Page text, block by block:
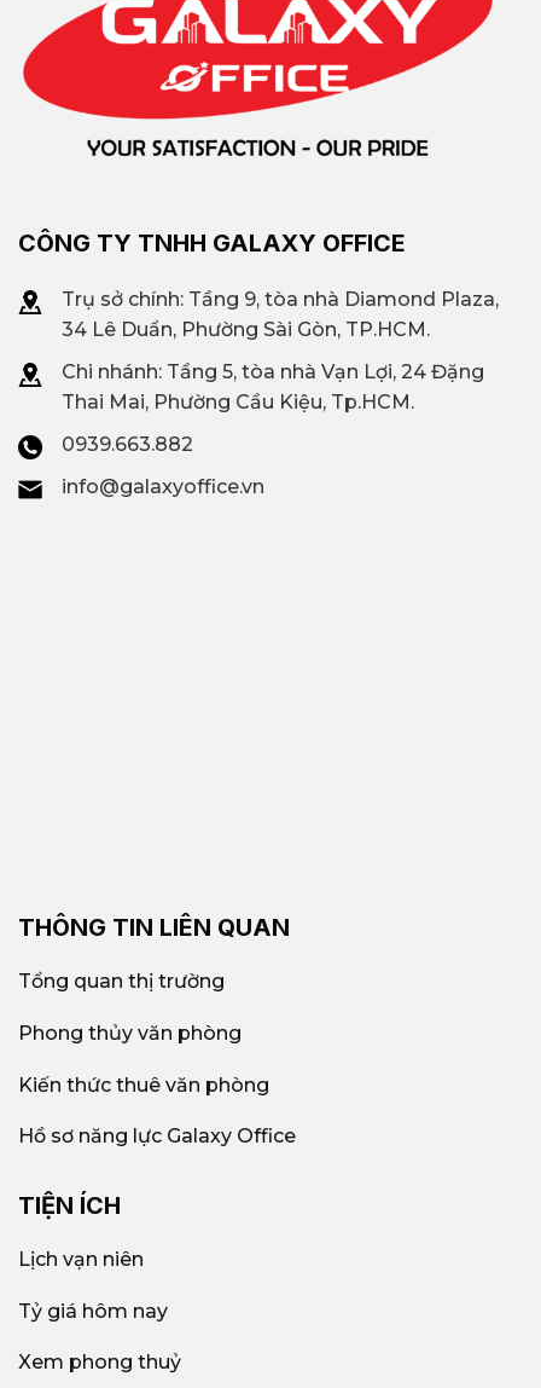
CÔNG TY TNHH GALAXY OFFICE
Trụ sở chính: Tầng 9, tòa nhà Diamond Plaza,
34 Lê Duẩn, Phường Sài Gòn, TP.HCM.
Chi nhánh: Tầng 5, tòa nhà Vạn Lợi, 24 Đặng
Thai Mai, Phường Cầu Kiệu, Tp.HCM.
0939.663.882
info@galaxyoffice.vn
THÔNG TIN LIÊN QUAN
Tổng quan thị trường
Phong thủy văn phòng
Kiến thức thuê văn phòng
Hồ sơ năng lực Galaxy Office
TIỆN ÍCH
Lịch vạn niên
Tỷ giá hôm nay
Xem phong thuỷ